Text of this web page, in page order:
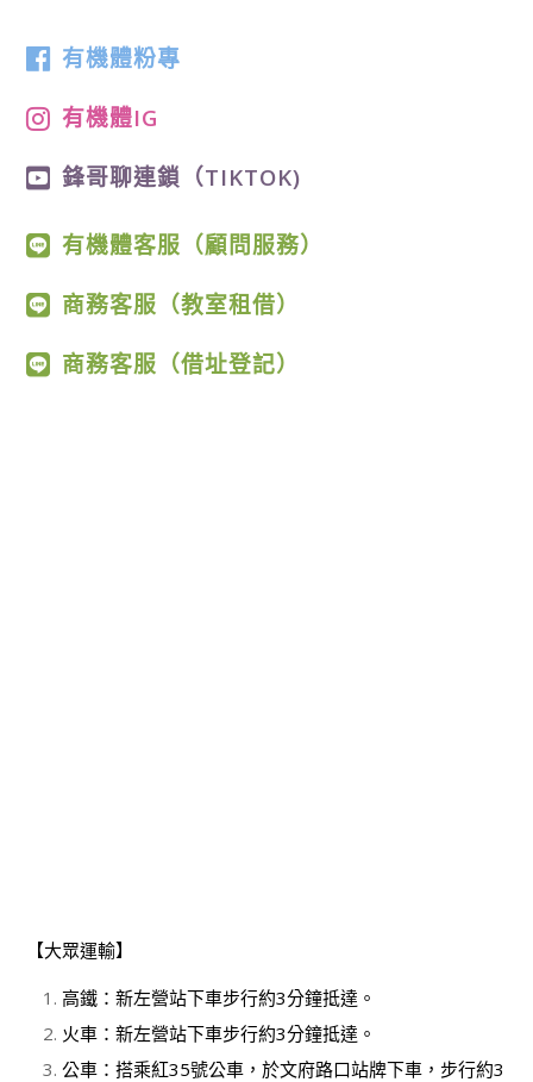
有機體粉專
有機體IG
鋒哥聊連鎖（TIKTOK)
有機體客服（顧問服務）
商務客服（教室租借）
商務客服（借址登記）
【大眾運輸】
高鐵：新左營站下車步行約3分鐘抵達。
火車：新左營站下車步行約3分鐘抵達。
公車：搭乘紅35號公車，於文府路口站牌下車，步行約3